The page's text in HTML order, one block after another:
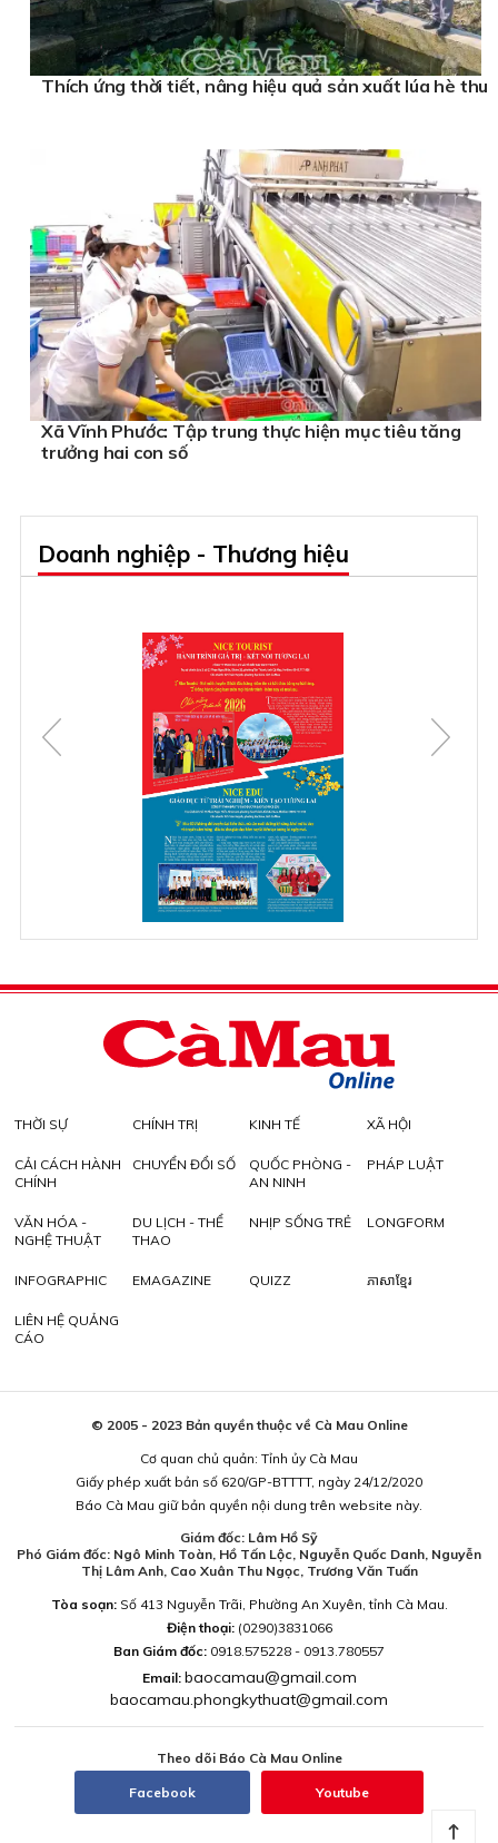
Thích ứng thời tiết, nâng hiệu quả sản xuất lúa hè thu
Xã Vĩnh Phước: Tập trung thực hiện mục tiêu tăng
trưởng hai con số
Doanh nghiệp - Thương hiệu
THỜI SỰ CHÍNH TRỊ KINH TẾ XÃ HỘI
CẢI CÁCH HÀNH
CHÍNH
CHUYỂN ĐỔI SỐ
QUỐC PHÒNG -
AN NINH
PHÁP LUẬT
VĂN HÓA -
NGHỆ THUẬT
DU LỊCH - THỂ
THAO
NHỊP SỐNG TRẺ LONGFORM
INFOGRAPHIC EMAGAZINE QUIZZ ភាសាខ្មែរ
LIÊN HỆ QUẢNG
CÁO
© 2005 - 2023 Bản quyền thuộc về Cà Mau Online
Cơ quan chủ quản: Tỉnh ủy Cà Mau
Giấy phép xuất bản số 620/GP-BTTTT, ngày 24/12/2020
Báo Cà Mau giữ bản quyền nội dung trên website này.
Giám đốc: Lâm Hồ Sỹ
Phó Giám đốc: Ngô Minh Toàn, Hồ Tấn Lộc, Nguyễn Quốc Danh, Nguyễn
Thị Lâm Anh, Cao Xuân Thu Ngọc, Trương Văn Tuấn
Tòa soạn:Số 413 Nguyễn Trãi, Phường An Xuyên, tỉnh Cà Mau.
Điện thoại: (0290)3831066
Ban Giám đốc: 0918.575228 - 0913.780557
Email: baocamau@gmail.com
baocamau.phongkythuat@gmail.com
Theo dõi Báo Cà Mau Online
Facebook Youtube